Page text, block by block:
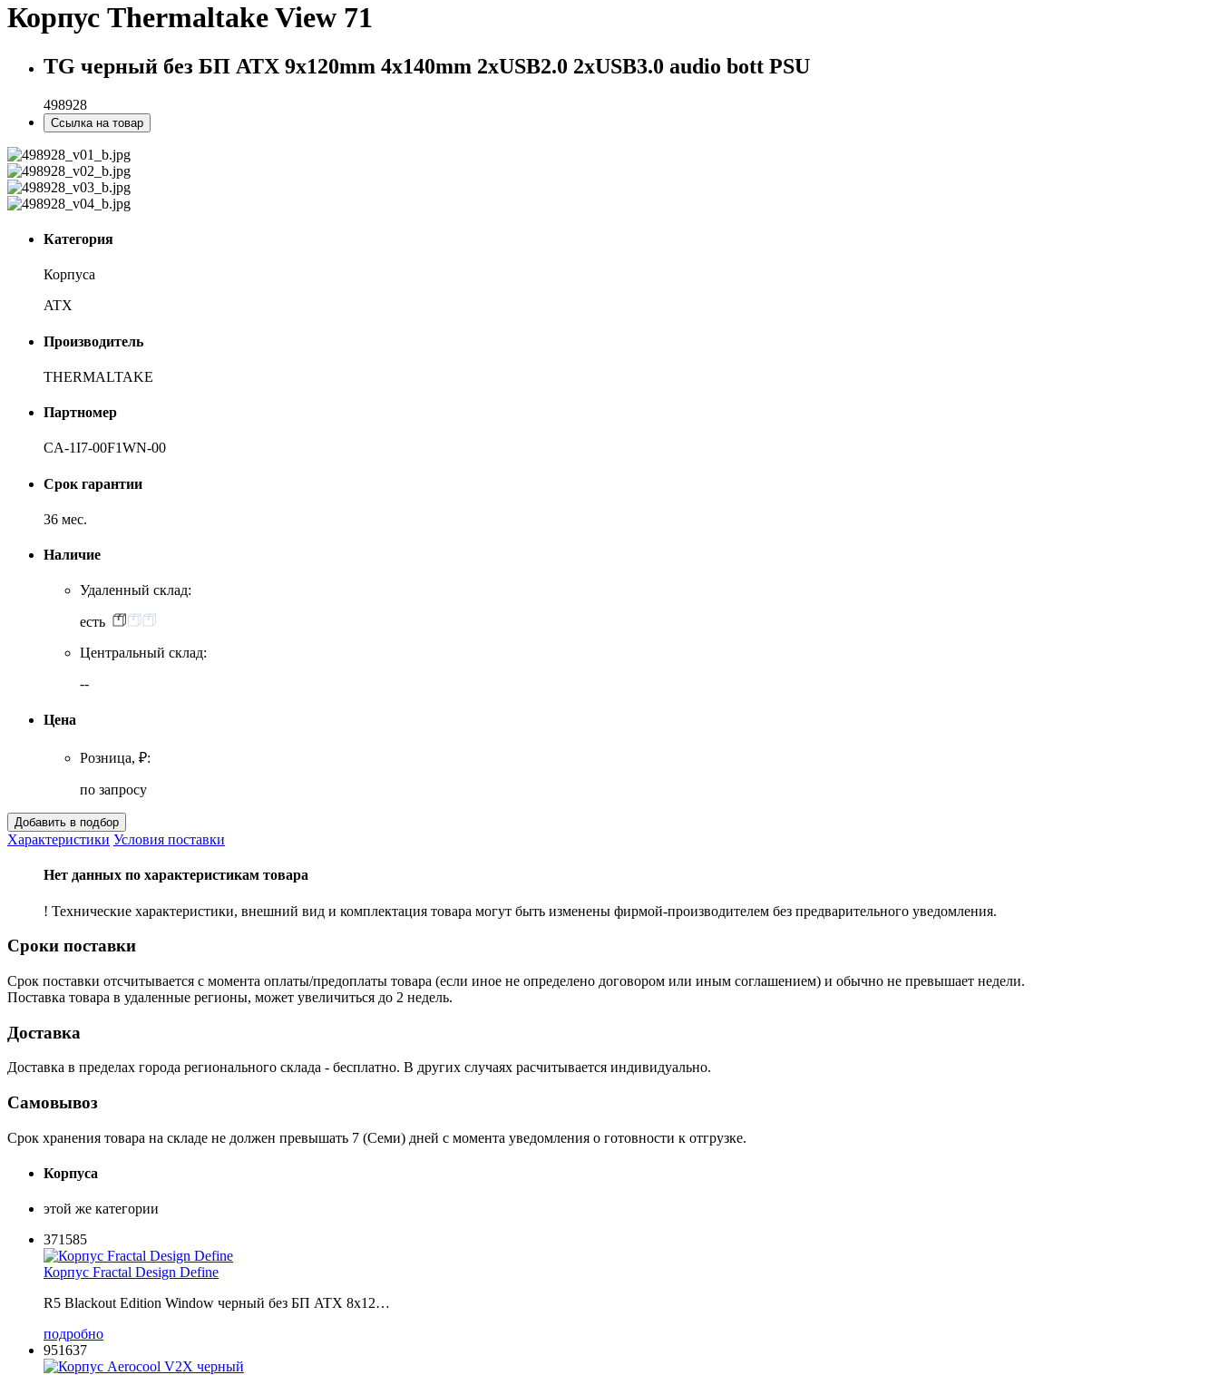
Корпус Thermaltake View 71
TG черный без БП ATX 9x120mm 4x140mm 2xUSB2.0 2xUSB3.0 audio bott PSU
498928
Ссылка на товар
Категория
Корпуса
ATX
Производитель
THERMALTAKE
Партномер
CA-1I7-00F1WN-00
Срок гарантии
36 мес.
Наличие
Удаленный склад:
есть
Центральный склад:
--
Цена
Розница, ₽:
по запросу
Характеристики Условия поставки
Нет данных по характеристикам товара
! Технические характеристики, внешний вид и комплектация товара могут быть изменены фирмой-производителем без предварительного уведомления.
Сроки поставки
Срок поставки отсчитывается с момента оплаты/предоплаты товара (если иное не определено договором или иным соглашением) и обычно не превышает недели.
Поставка товара в удаленные регионы, может увеличиться до 2 недель.
Доставка
Доставка в пределах города регионального склада - бесплатно. В других случаях расчитывается индивидуально.
Самовывоз
Срок хранения товара на складе не должен превышать 7 (Семи) дней с момента уведомления о готовности к отгрузке.
Корпуса
этой же категории
371585
Корпус Fractal Design Define
R5 Blackout Edition Window черный без БП ATX 8x12…
подробно
951637